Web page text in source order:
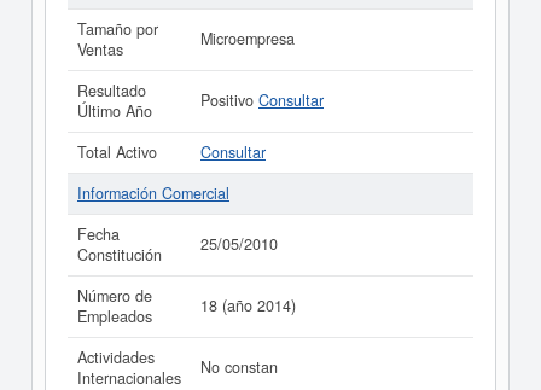
Tamaño por
Ventas
Microempresa
Resultado
Último Año
Positivo Consultar
Total Activo
Consultar
Información Comercial
Fecha
Constitución
25/05/2010
Número de
Empleados
18 (año 2014)
Actividades
Internacionales
No constan